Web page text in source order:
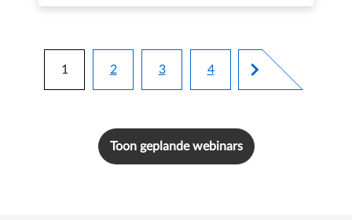
Paginering
Huidige pagina
1
Pagina
2
Pagina
3
Pagina
4
Toon geplande webinars